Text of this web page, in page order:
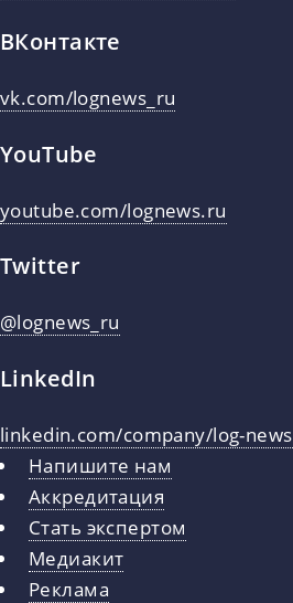
ВКонтакте
vk.com/lognews_ru
YouTube
youtube.com/lognews.ru
Twitter
@lognews_ru
LinkedIn
linkedin.com/company/log-news
Напишите нам
Аккредитация
Стать экспертом
Медиакит
Реклама